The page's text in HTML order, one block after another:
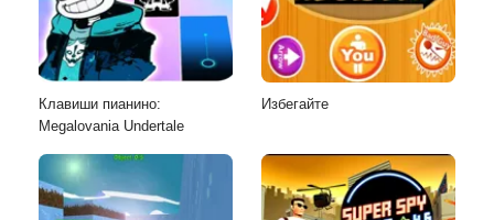
Клавиши пианино:
Megalovania Undertale
Избегайте